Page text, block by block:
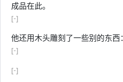
成品在此。
[-]
他还用木头雕刻了一些别的东西：
[-]
[-]